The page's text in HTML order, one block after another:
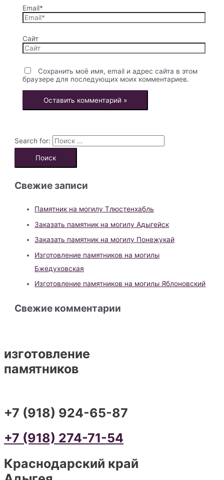
Email*
Сайт
Сохранить моё имя, email и адрес сайта в этом
браузере для последующих моих комментариев.
Search for:
Свежие записи
Памятник на могилу Тлюстенхабль
Заказать памятник на могилу Адыгейск
Заказать памятник на могилу Понежукай
Изготовление памятников на могилы
Бжедуховская
Изготовление памятников на могилы Яблоновский
Свежие комментарии
изготовление
памятников
+7 (918) 924-65-87
+7 (918) 274-71-54
Краснодарский край